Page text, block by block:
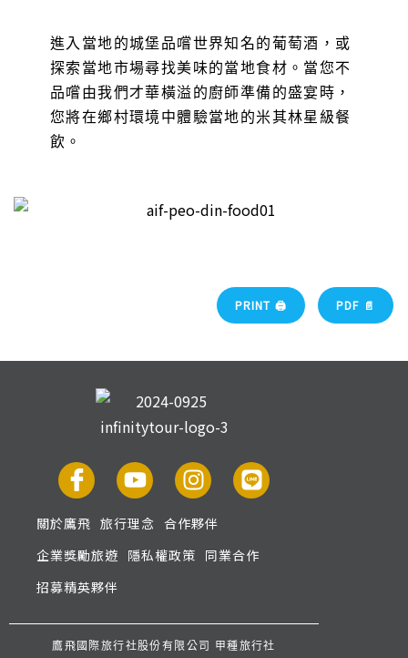
進入當地的城堡品嚐世界知名的葡萄酒，或
探索當地市場尋找美味的當地食材。當您不
品嚐由我們才華橫溢的廚師準備的盛宴時，
您將在鄉村環境中體驗當地的米其林星級餐
飲。
PRINT 🖨 PDF 📄
關於鷹飛 旅行理念 合作夥伴
企業獎勵旅遊 隱私權政策 同業合作
招募精英夥伴
鷹飛國際旅行社股份有限公司 甲種旅行社